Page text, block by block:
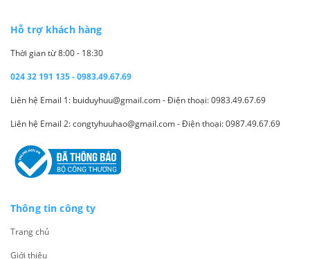
Hỗ trợ khách hàng
Thời gian từ 8:00 - 18:30
024 32 191 135 - 0983.49.67.69
Liên hệ Email 1: buiduyhuu@gmail.com - Điện thoại: 0983.49.67.69
Liên hệ Email 2: congtyhuuhao@gmail.com - Điện thoại: 0987.49.67.69
Thông tin công ty
Trang chủ
Giới thiệu